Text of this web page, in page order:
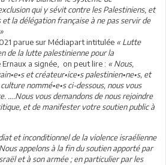
qui y sévit contre les Palestiniens, et
la délégation française à ne pas servir de
parue sur Médiapart intitulée « Lutte
de la lutte palestinienne pour la
Ernaux a signée, on peut lire : « Nous,
et créateur•ice•s palestinien•ne•s, et
nommé•e•s ci-dessous, nous vous
….Nous vous demandons de nous rejoindre
et de manifester votre soutien public à
et inconditionnel de la violence israélienne
appelons à la fin du soutien apporté par
et à son armée ; en particulier par les